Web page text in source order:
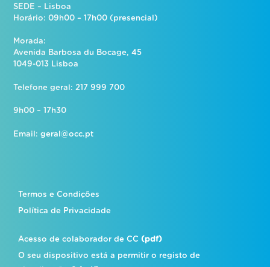
SEDE – Lisboa
Horário: 09h00 – 17h00 (presencial)
Morada:
Avenida Barbosa du Bocage, 45
1049-013 Lisboa
Telefone geral: 217 999 700
9h00 – 17h30
Email:geral@occ.pt
Termos e Condições
Política de Privacidade
Acesso de colaborador de CC(pdf)
O seu dispositivo está a permitir o registo de